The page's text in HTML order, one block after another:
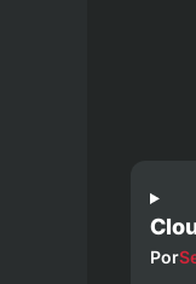
Por